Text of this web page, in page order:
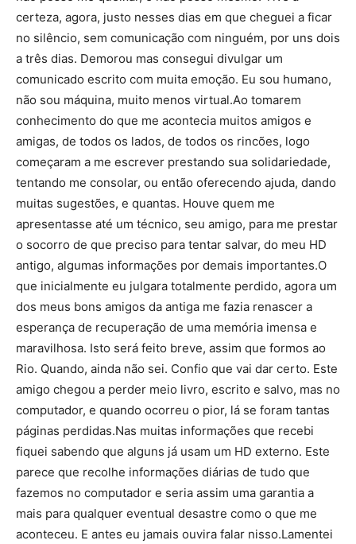
certeza, agora, justo nesses dias em que cheguei a ficar
no silêncio, sem comunicação com ninguém, por uns dois
a três dias. Demorou mas consegui divulgar um
comunicado escrito com muita emoção. Eu sou humano,
não sou máquina, muito menos virtual.Ao tomarem
conhecimento do que me acontecia muitos amigos e
amigas, de todos os lados, de todos os rincões, logo
começaram a me escrever prestando sua solidariedade,
tentando me consolar, ou então oferecendo ajuda, dando
muitas sugestões, e quantas. Houve quem me
apresentasse até um técnico, seu amigo, para me prestar
o socorro de que preciso para tentar salvar, do meu HD
antigo, algumas informações por demais importantes.O
que inicialmente eu julgara totalmente perdido, agora um
dos meus bons amigos da antiga me fazia renascer a
esperança de recuperação de uma memória imensa e
maravilhosa. Isto será feito breve, assim que formos ao
Rio. Quando, ainda não sei. Confio que vai dar certo. Este
amigo chegou a perder meio livro, escrito e salvo, mas no
computador, e quando ocorreu o pior, lá se foram tantas
páginas perdidas.Nas muitas informações que recebi
fiquei sabendo que alguns já usam um HD externo. Este
parece que recolhe informações diárias de tudo que
fazemos no computador e seria assim uma garantia a
mais para qualquer eventual desastre como o que me
aconteceu. E antes eu jamais ouvira falar nisso.Lamentei